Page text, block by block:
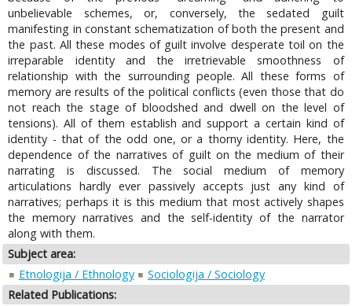
unbelievable schemes, or, conversely, the sedated guilt
manifesting in constant schematization of both the present and
the past. All these modes of guilt involve desperate toil on the
irreparable identity and the irretrievable smoothness of
relationship with the surrounding people. All these forms of
memory are results of the political conflicts (even those that do
not reach the stage of bloodshed and dwell on the level of
tensions). All of them establish and support a certain kind of
identity - that of the odd one, or a thorny identity. Here, the
dependence of the narratives of guilt on the medium of their
narrating is discussed. The social medium of memory
articulations hardly ever passively accepts just any kind of
narratives; perhaps it is this medium that most actively shapes
the memory narratives and the self-identity of the narrator
along with them.
Subject area:
Etnologija / Ethnology
Sociologija / Sociology
Related Publications: